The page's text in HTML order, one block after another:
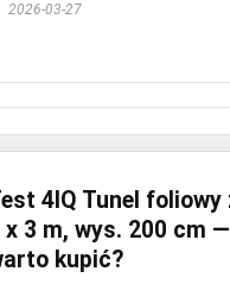
2026-03-27
4IQ Tunel foliowy
x 3 m, wys. 200 cm
kupić?